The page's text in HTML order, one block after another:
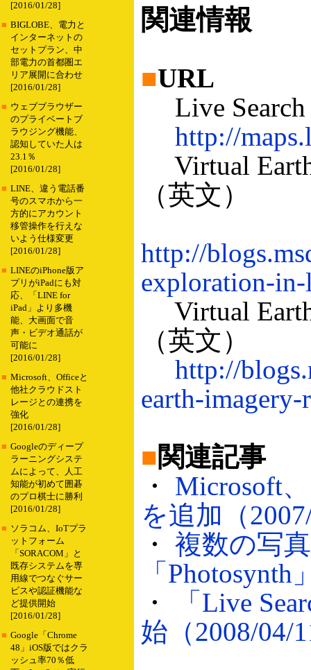
[2016/01/28]
■ BIGLOBE、電力と
インターネットの
セットプラン、中
部電力の首都圏エ
リア展開に合わせ
[2016/01/28]
■ ウェブブラウザー
のプライベートブ
ラウジング機能、
認知していた人は
23.1％
[2016/01/28]
■ LINE、違う電話番
号のスマホから一
方的にアカウント
移管操作を行えな
いよう仕様変更
[2016/01/28]
■ LINEのiPhone版ア
プリがiPadにも対
応、「LINE for
iPad」より多機
能、大画面で音
声・ビデオ通話が
可能に
[2016/01/28]
■ Microsoft、Officeと
他社クラウドスト
レージとの連携を
強化
[2016/01/28]
■ Googleのディープ
ラーニングシステ
ムによって、人工
知能が初めて囲碁
のプロ棋士に勝利
[2016/01/28]
■ ソラコム、IoTプラ
ットフォーム
「SORACOM」と
既存システムを専
用線でつなぐサー
ビスや認証機能な
ど提供開始
[2016/01/28]
■ Google「Chrome
48」iOS版ではクラ
ッシュ率70％低
関連情報
■URL
Live Search
http://
Virtual
（英文）
http://
exploration-in-
Virtual
（英文）
http://
earth-imagery-
■関連記事
・ Microsoft
を追加（
・ 複数の写
「
・
「Live
始（2008/04/